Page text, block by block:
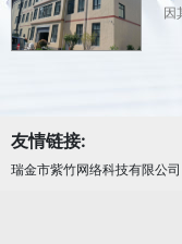
因
友情链接:
瑞金市紫竹网络科技有限公司